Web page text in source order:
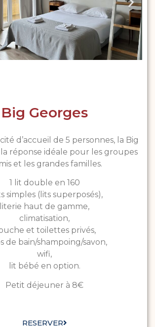
Big Georges
d’accueil de 5 personnes, la Big
réponse idéale pour les groupes
et les grandes familles.
1 lit double en 160
simples (lits superposés),
literie haut de gamme,
climatisation,
et toilettes privés,
de bain/shampoing/savon,
wifi,
lit bébé en option.
Petit déjeuner à 8€
RESERVER